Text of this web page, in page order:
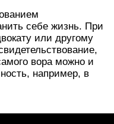
себе жизнь. При
или другому
вора можно и
например, в